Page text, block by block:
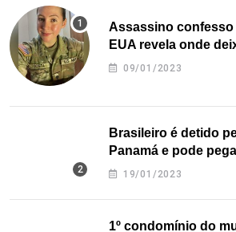
Assassino
EUA revela onde
09/01/2023
Brasileiro é detido
Panamá e pode
nos EUA
19/01/2023
1º condomínio do